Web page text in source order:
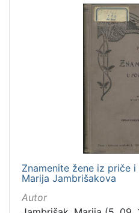
Znamenite žene iz priče
Marija Jambrišakova
Autor